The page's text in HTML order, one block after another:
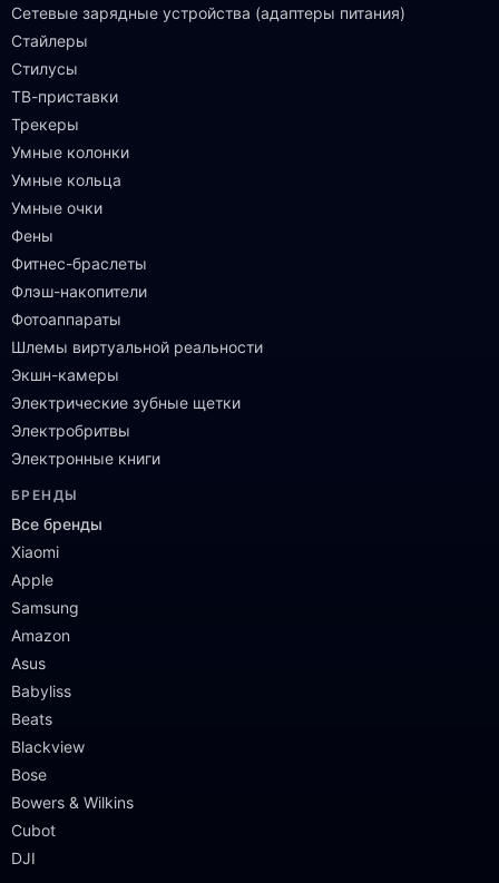
Сетевые зарядные устройства (адаптеры питания)
Стайлеры
Стилусы
ТВ-приставки
Трекеры
Умные колонки
Умные кольца
Умные очки
Фены
Фитнес-браслеты
Флэш-накопители
Фотоаппараты
Шлемы виртуальной реальности
Экшн-камеры
Электрические зубные щетки
Электробритвы
Электронные книги
БРЕНДЫ
Все бренды
Xiaomi
Apple
Samsung
Amazon
Asus
Babyliss
Beats
Blackview
Bose
Bowers & Wilkins
Cubot
DJI